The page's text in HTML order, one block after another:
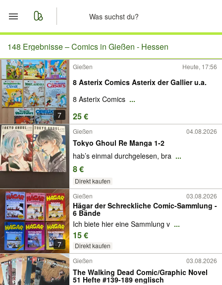
Start
Merkliste
Nachrichten
Anzeige aufgeben
148 Ergebnisse –Comics in Gießen - Hessen
7
Gießen Heute, 17:56
8 Asterix Comics Asterix der Gallier u.a.
8 Asterix Comics ...
25 €
Gießen 04.08.2026
Tokyo Ghoul Re Manga 1-2
hab’s einmal durchgelesen, bra ...
8 €
Direkt kaufen
7
Gießen 03.08.2026
Hägar der Schreckliche Comic-Sammlung -
6 Bände
Ich biete hier eine Sammlung v ...
15 €
Direkt kaufen
Gießen 03.08.2026
The Walking Dead Comic/Graphic Novel
51 Hefte #139-189 englisch